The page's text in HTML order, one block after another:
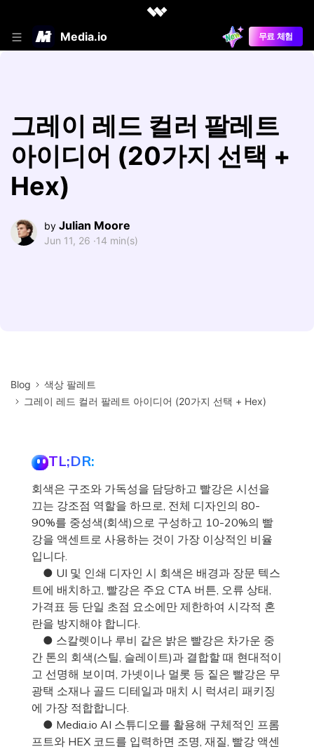
Media.io 무료 체험
그레이 레드 컬러 팔레트
아이디어 (20가지 선택 +
Hex)
by Julian Moore
Jun 11, 26 ·14 min(s)
Blog
색상 팔레트
그레이 레드 컬러 팔레트 아이디어 (20가지 선택 + Hex)
TL;DR:
회색은 구조와 가독성을 담당하고 빨강은 시선을
끄는 강조점 역할을 하므로, 전체 디자인의 80-
90%를 중성색(회색)으로 구성하고 10-20%의 빨
강을 액센트로 사용하는 것이 가장 이상적인 비율
입니다.
● UI 및 인쇄 디자인 시 회색은 배경과 장문 텍스
트에 배치하고, 빨강은 주요 CTA 버튼, 오류 상태,
가격표 등 단일 초점 요소에만 제한하여 시각적 혼
란을 방지해야 합니다.
● 스칼렛이나 루비 같은 밝은 빨강은 차가운 중
간 톤의 회색(스틸, 슬레이트)과 결합할 때 현대적이
고 선명해 보이며, 가넷이나 멀롯 등 짙은 빨강은 무
광택 소재나 골드 디테일과 매치 시 럭셔리 패키징
에 가장 적합합니다.
● Media.io AI 스튜디오를 활용해 구체적인 프롬
프트와 HEX 코드를 입력하면 조명, 재질, 빨강 액센